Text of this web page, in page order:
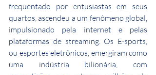
frequentado por entusiastas em seus
quartos, ascendeu a um fenômeno global,
impulsionado pela internet e pelas
plataformas de streaming. Os E-sports,
ou esportes eletrônicos, emergiram como
uma indústria bilionária, com